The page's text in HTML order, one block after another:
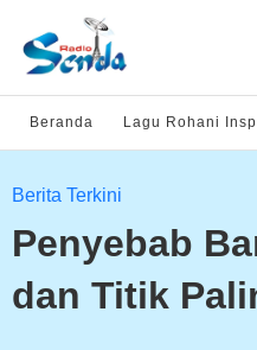
Beranda Lagu Rohani
Berita Terkini
Penyebab
dan Titik